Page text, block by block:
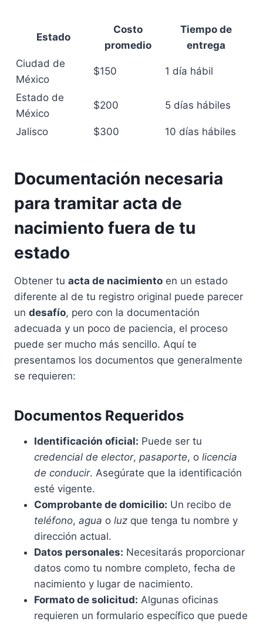
Estado
Costo
promedio
Tiempo de
entrega
Ciudad de
México
$150 1 día hábil
Estado de
México
$200 5 días hábiles
Jalisco $300 10 días hábiles
Documentación necesaria
para tramitar acta de
nacimiento fuera de tu
estado
Obtener tu acta de nacimiento en un estado
diferente al de tu registro original puede parecer
un desafío, pero con la documentación
adecuada y un poco de paciencia, el proceso
puede ser mucho más sencillo. Aquí te
presentamos los documentos que generalmente
se requieren:
Documentos Requeridos
Identificación oficial: Puede ser tu
credencial de elector, pasaporte, o licencia
de conducir. Asegúrate que la identificación
esté vigente.
Comprobante de domicilio: Un recibo de
teléfono, agua o luz que tenga tu nombre y
dirección actual.
Datos personales: Necesitarás proporcionar
datos como tu nombre completo, fecha de
nacimiento y lugar de nacimiento.
Formato de solicitud: Algunas oficinas
requieren un formulario específico que puede